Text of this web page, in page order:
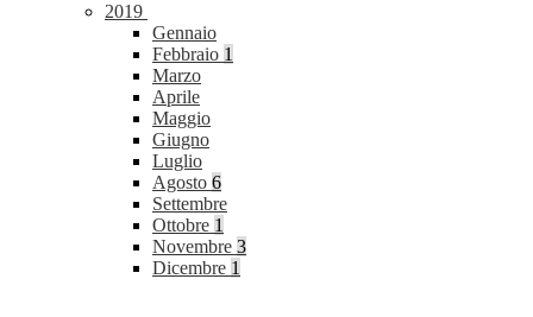
2019
Gennaio
Febbraio 1
Marzo
Aprile
Maggio
Giugno
Luglio
Agosto 6
Settembre
Ottobre 1
Novembre 3
Dicembre 1